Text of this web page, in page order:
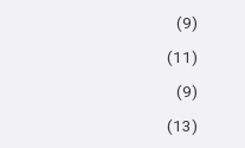
(9)
(11)
(9)
(13)